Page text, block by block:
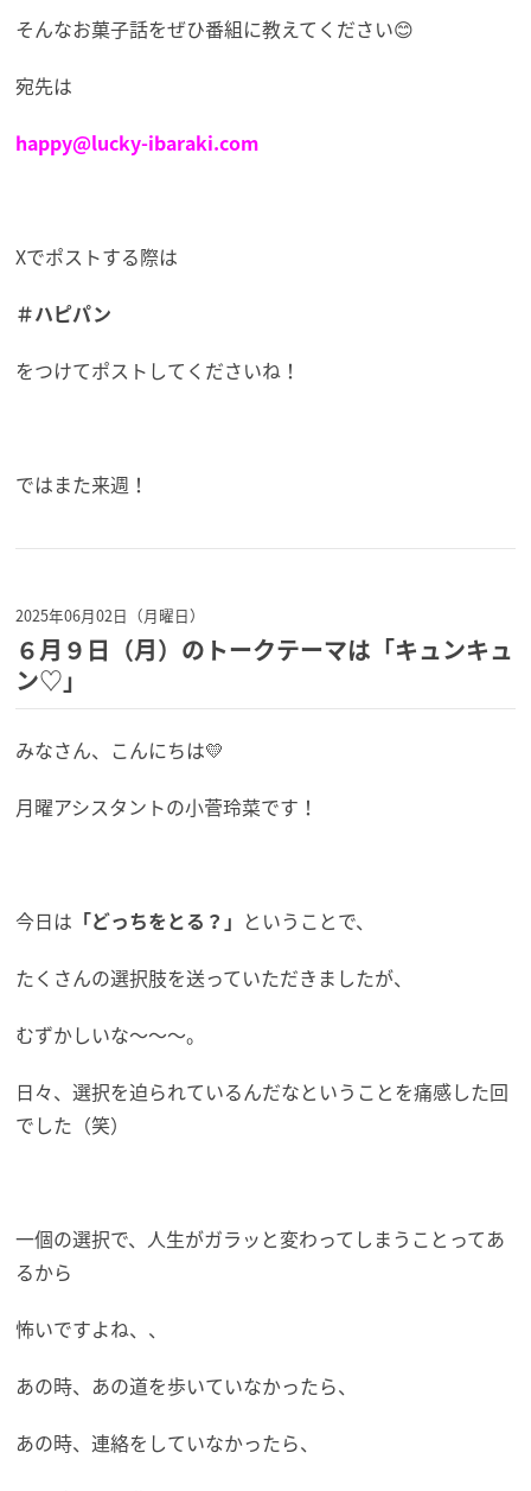
そんなお菓子話をぜひ番組に教えてください😊
宛先は
happy@lucky-ibaraki.com
Xでポストする際は
＃ハピパン
をつけてポストしてくださいね！
ではまた来週！
2025年06月02日（月曜日）
６月９日（月）のトークテーマは「キュンキュ
ン♡」
みなさん、こんにちは💛
月曜アシスタントの小菅玲菜です！
今日は 「どっちをとる？」 ということで、
たくさんの選択肢を送っていただきましたが、
むずかしいな～～～。
日々、選択を迫られているんだなということを痛感した回
でした（笑）
一個の選択で、人生がガラッと変わってしまうことってあ
るから
怖いですよね、、
あの時、あの道を歩いていなかったら、
あの時、連絡をしていなかったら、